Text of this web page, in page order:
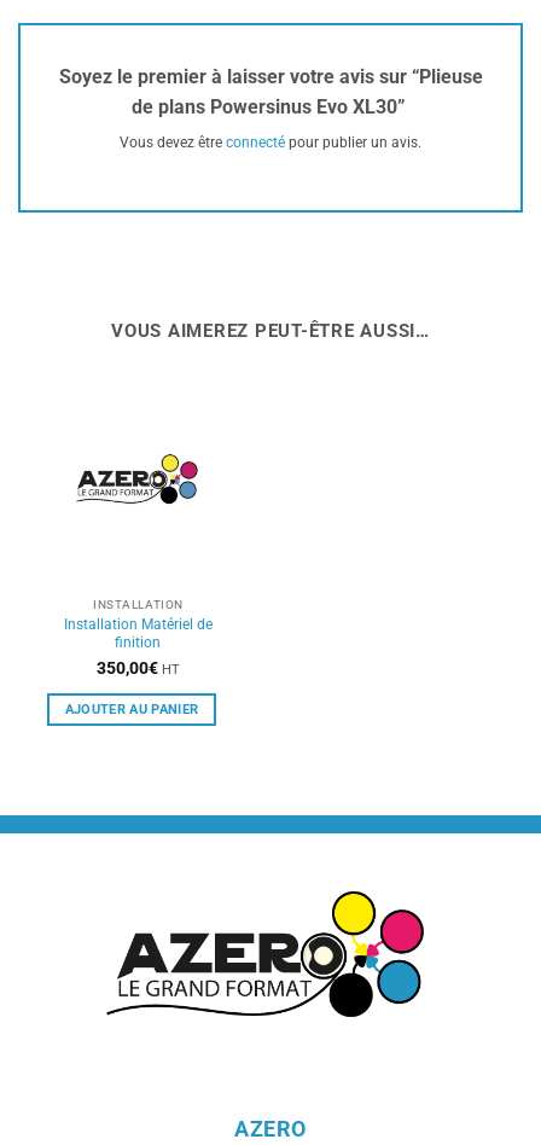
Soyez le premier à laisser votre avis sur “Plieuse
de plans Powersinus Evo XL30”
Vous devez être connecté pour publier un avis.
VOUS AIMEREZ PEUT-ÊTRE AUSSI…
INSTALLATION
Installation Matériel de
finition
350,00€ HT
AJOUTER AU PANIER
AZERO